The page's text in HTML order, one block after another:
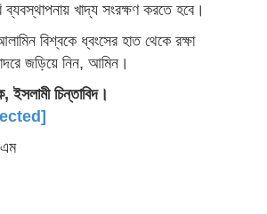
ব্যবস্থাপনায় খাদ্য সংরক্ষণ করতে হবে।
বিশ্বকে ধ্বংসের হাত থেকে রক্ষা
জড়িয়ে নিন, আমিন।
ইসলামী চিন্তাবিদ।